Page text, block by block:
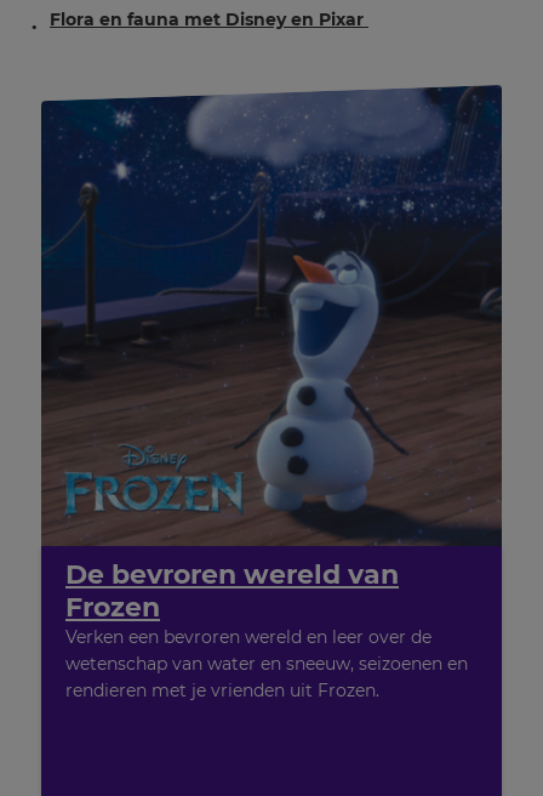
Flora en fauna met Disney en Pixar
De bevroren wereld van
Frozen
Verken een bevroren wereld en leer over de
wetenschap van water en sneeuw, seizoenen en
rendieren met je vrienden uit Frozen.